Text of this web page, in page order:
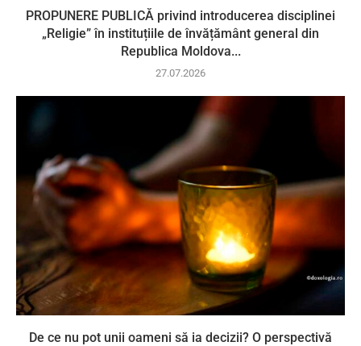
PROPUNERE PUBLICĂ privind introducerea disciplinei
„Religie” în instituțiile de învățământ general din
Republica Moldova...
27.07.2026
De ce nu pot unii oameni să ia decizii? O perspectivă